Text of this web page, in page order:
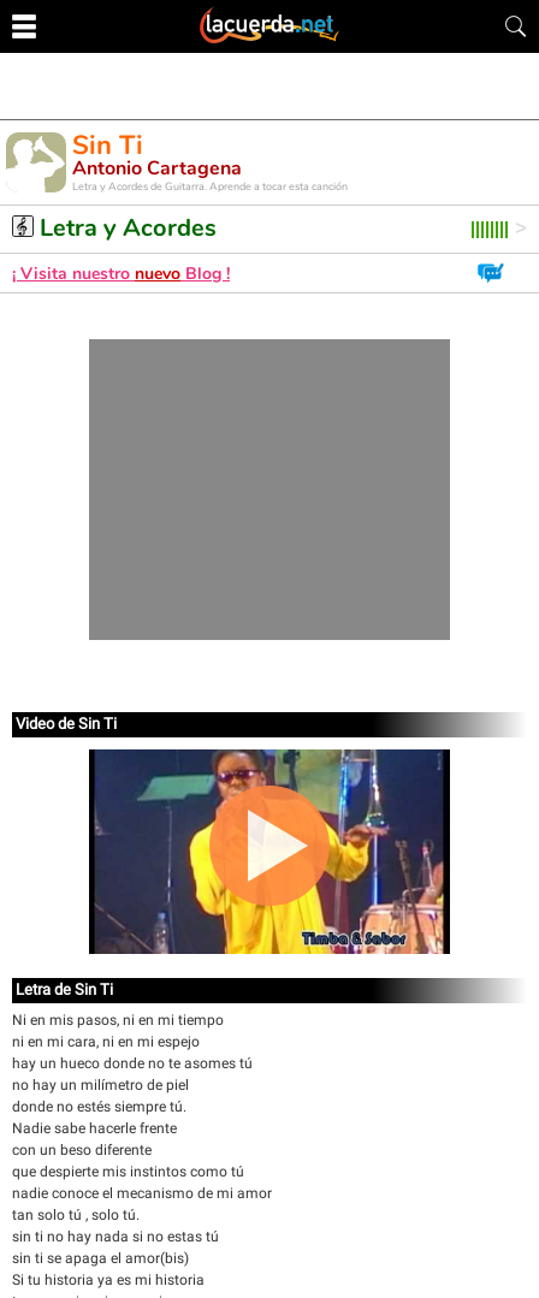
Sin Ti
Antonio Cartagena
Letra y Acordes de Guitarra. Aprende a tocar esta canción
Letra y Acordes
¡ Visita nuestro nuevo Blog !
Video de Sin Ti
Letra de Sin Ti
Ni en mis pasos, ni en mi tiempo
ni en mi cara, ni en mi espejo
hay un hueco donde no te asomes tú
no hay un milímetro de piel
donde no estés siempre tú.
Nadie sabe hacerle frente
con un beso diferente
que despierte mis instintos como tú
nadie conoce el mecanismo de mi amor
tan solo tú , solo tú.
sin ti no hay nada si no estas tú
sin ti se apaga el amor(bis)
Si tu historia ya es mi historia